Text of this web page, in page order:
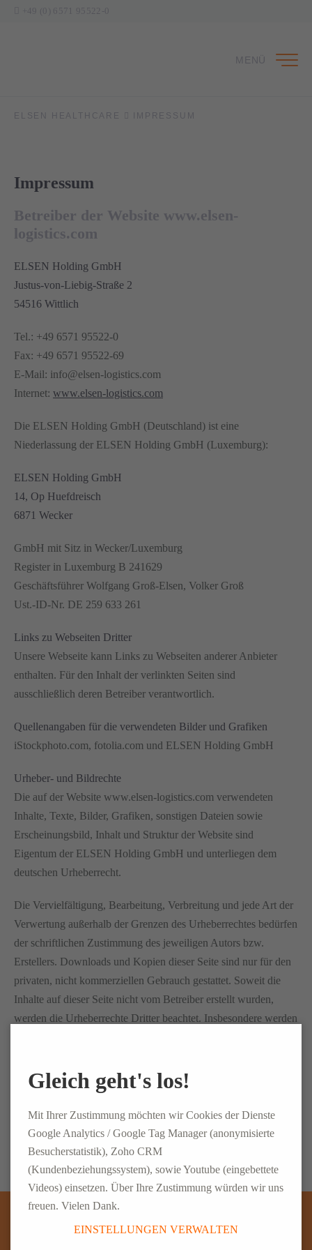
MENÜ
ELSEN HEALTHCARE IMPRESSUM
Impressum
Betreiber der Website www.elsen-
logistics.com
ELSEN Holding GmbH
Justus-von-Liebig-Straße 2
54516 Wittlich
Tel.: +49 6571 95522-0
Fax: +49 6571 95522-69
E-Mail: info@elsen-logistics.com
Internet: www.elsen-logistics.com
Die ELSEN Holding GmbH (Deutschland) ist eine
Niederlassung der ELSEN Holding GmbH (Luxemburg):
ELSEN Holding GmbH
14, Op Huefdreisch
6871 Wecker
GmbH mit Sitz in Wecker/Luxemburg
Register in Luxemburg B 241629
Geschäftsführer Wolfgang Groß-Elsen, Volker Groß
Ust.-ID-Nr. DE 259 633 261
Links zu Webseiten Dritter
Unsere Webseite kann Links zu Webseiten anderer Anbieter
enthalten. Für den Inhalt der verlinkten Seiten sind
ausschließlich deren Betreiber verantwortlich.
Quellenangaben für die verwendeten Bilder und Grafiken
iStockphoto.com, fotolia.com und ELSEN Holding GmbH
Urheber- und Bildrechte
Die auf der Website www.elsen-logistics.com verwendeten
Inhalte, Texte, Bilder, Grafiken, sonstigen Dateien sowie
Erscheinungsbild, Inhalt und Struktur der Website sind
Eigentum der ELSEN Holding GmbH und unterliegen dem
deutschen Urheberrecht.
Die Vervielfältigung, Bearbeitung, Verbreitung und jede Art der
Verwertung außerhalb der Grenzen des Urheberrechtes bedürfen
der schriftlichen Zustimmung des jeweiligen Autors bzw.
Erstellers. Downloads und Kopien dieser Seite sind nur für den
privaten, nicht kommerziellen Gebrauch gestattet. Soweit die
Inhalte auf dieser Seite nicht vom Betreiber erstellt wurden,
werden die Urheberrechte Dritter beachtet. Insbesondere werden
wir um einen entsprechenden Hinweis. Bei Bekanntwerden von
Rechtsverletzungen werden wir derartige Inhalte umgehend
entfernen.
Gleich geht's los!
Mit Ihrer Zustimmung möchten wir Cookies der Dienste
Google Analytics / Google Tag Manager (anonymisierte
Besucherstatistik), Zoho CRM
(Kundenbeziehungssystem), sowie Youtube (eingebettete
Videos) einsetzen. Über Ihre Zustimmung würden wir uns
freuen. Vielen Dank.
EINSTELLUNGEN VERWALTEN